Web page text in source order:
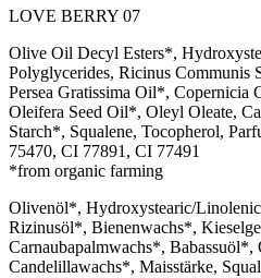
LOVE BERRY 07
Olive Oil Decyl Esters*,
Polyglycerides, Ricinus Communis
Persea Gratissima Oil*, Copernicia
Oleifera Seed Oil*, Oleyl Oleate,
Starch*, Squalene, Tocopherol,
75470, CI 77891, CI 77491
*from organic farming
Olivenöl*, Hydroxystearic/
Rizinusöl*, Bienenwachs*,
Carnaubapalmwachs*, Babassuöl*,
Candelillawachs*, Maisstärke,